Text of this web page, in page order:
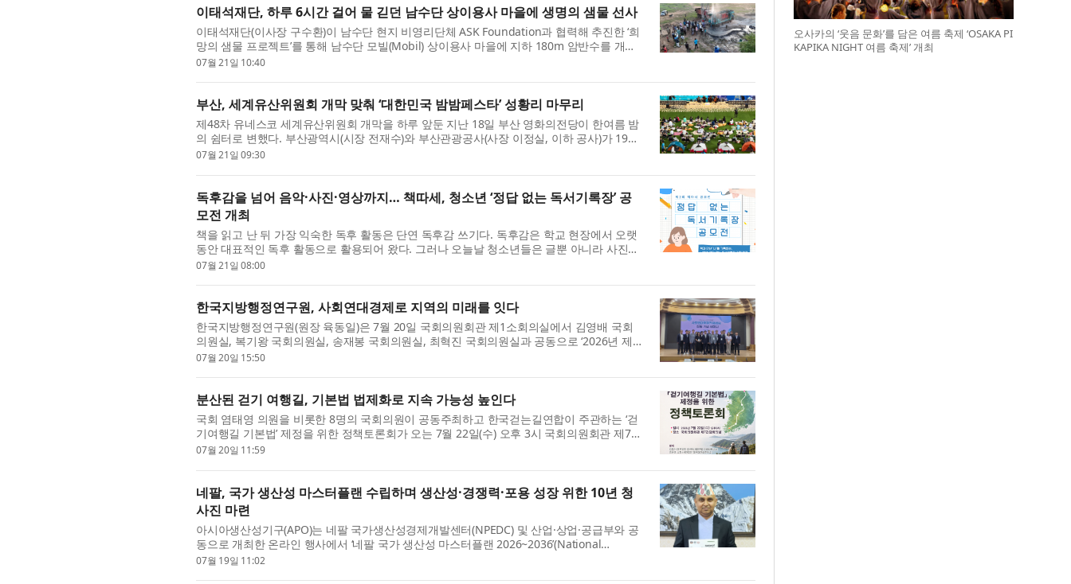
이태석재단, 하루 6시간 걸어 물 긷던 남수단 상이용사 마을에 생명의 샘물 선사
이태석재단(이사장 구수환)이 남수단 현지 비영리단체 ASK Foundation과 협력해 추진한 ‘희
망의 샘물 프로젝트’를 통해 남수단 모빌(Mobil) 상이용사 마을에 지하 180m 암반수를 개발
하고 태양광 급수·정수시설을 구축했다. 이번 사업으로 약 3000명의 주민이 안정적...
07월 21일 10:40
부산, 세계유산위원회 개막 맞춰 ‘대한민국 밤밤페스타’ 성황리 마무리
제48차 유네스코 세계유산위원회 개막을 하루 앞둔 지난 18일 부산 영화의전당이 한여름 밤
의 쉼터로 변했다. 부산광역시(시장 전재수)와 부산관광공사(사장 이정실, 이하 공사)가 19일
까지 이틀간 운영한 ‘2026 대한민국 밤밤페스타 부산’이 성공적으로 마무리됐다....
07월 21일 09:30
독후감을 넘어 음악·사진·영상까지… 책따세, 청소년 ‘정답 없는 독서기록장’ 공
모전 개최
책을 읽고 난 뒤 가장 익숙한 독후 활동은 단연 독후감 쓰기다. 독후감은 학교 현장에서 오랫
동안 대표적인 독후 활동으로 활용되어 왔다. 그러나 오늘날 청소년들은 글뿐 아니라 사진과
영상, 음악, 디지털 콘텐츠 등 다양한 매체를 통해 생각과 감정을 표현하고 있...
07월 21일 08:00
한국지방행정연구원, 사회연대경제로 지역의 미래를 잇다
한국지방행정연구원(원장 육동일)은 7월 20일 국회의원회관 제1소회의실에서 김영배 국회
의원실, 복기왕 국회의원실, 송재봉 국회의원실, 최혁진 국회의원실과 공동으로 ‘2026년 제2
차 지방자치 혁신포럼 : 사회연대경제정책센터 설립 기념 세미나’를 개최했다. ‘지...
07월 20일 15:50
분산된 걷기 여행길, 기본법 법제화로 지속 가능성 높인다
국회 염태영 의원을 비롯한 8명의 국회의원이 공동주최하고 한국걷는길연합이 주관하는 ‘걷
기여행길 기본법’ 제정을 위한 정책토론회가 오는 7월 22일(수) 오후 3시 ​국회의원회관 제7간
담회의실에서 개최된다. 이번 토론회는 그동안 문화체육관광부, 행정안전부, 산...
07월 20일 11:59
네팔, 국가 생산성 마스터플랜 수립하며 생산성·경쟁력·포용 성장 위한 10년 청
사진 마련
아시아생산성기구(APO)는 네팔 국가생산성경제개발센터(NPEDC) 및 산업·상업·공급부와 공
동으로 개최한 온라인 행사에서 ‘네팔 국가 생산성 마스터플랜 2026~2036’(National
Productivity Master Plan for Nepal 2026-2036)을 네팔 정부에 공식 전달했다. 이번 전달...
07월 19일 11:02
오사카의 ‘웃음 문화’를 담은 여름 축제 ‘OSAKA PI
KAPIKA NIGHT 여름 축제’ 개최